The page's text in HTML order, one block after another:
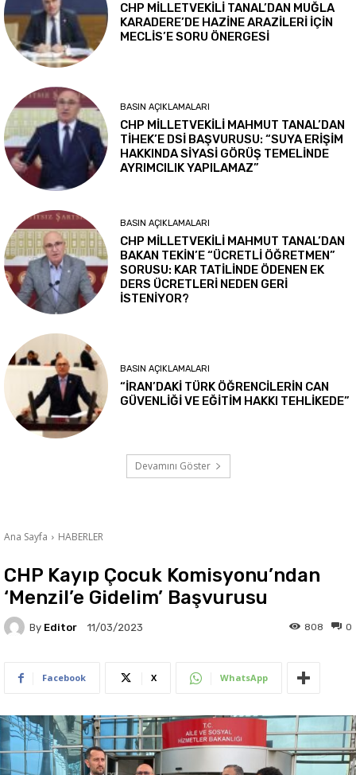
CHP MİLLETVEKİLİ TANAL’DAN MUĞLA
KARADERE’DE HAZİNE ARAZİLERİ İÇİN
MECLİS’E SORU ÖNERGESİ
BASIN AÇIKLAMALARI
CHP MİLLETVEKİLİ MAHMUT TANAL’DAN
TİHEK’E DSİ BAŞVURUSU: “SUYA ERİŞİM
HAKKINDA SİYASİ GÖRÜŞ TEMELİNDE
AYRIMCILIK YAPILAMAZ”
BASIN AÇIKLAMALARI
CHP MİLLETVEKİLİ MAHMUT TANAL’DAN
BAKAN TEKİN’E “ÜCRETLİ ÖĞRETMEN”
SORUSU: KAR TATİLİNDE ÖDENEN EK
DERS ÜCRETLERİ NEDEN GERİ
İSTENİYOR?
BASIN AÇIKLAMALARI
“İRAN’DAKİ TÜRK ÖĞRENCİLERİN CAN
GÜVENLİĞİ VE EĞİTİM HAKKI TEHLİKEDE”
Devamını Göster